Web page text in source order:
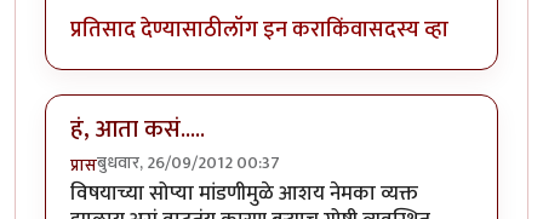
प्रतिसाद देण्यासाठीलॉग इन कराकिंवासदस्य व्हा
हं, आता कसं.....
प्रासबुधवार, 26/09/2012 00:37
विषयाच्या सोप्या मांडणीमुळे आशय नेमका व्यक्त